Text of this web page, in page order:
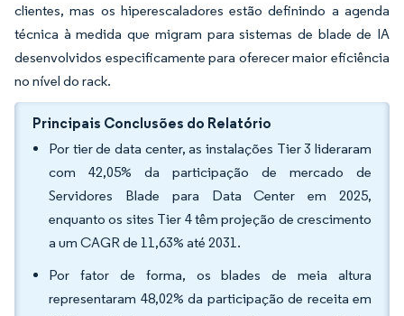
clientes, mas os hiperescaladores estão definindo a agenda
técnica à medida que migram para sistemas de blade de IA
desenvolvidos especificamente para oferecer maior eficiência
no nível do rack.
Principais Conclusões do Relatório
Por tier de data center, as instalações Tier 3 lideraram
com 42,05% da participação de mercado de
Servidores Blade para Data Center em 2025,
enquanto os sites Tier 4 têm projeção de crescimento
a um CAGR de 11,63% até 2031.
Por fator de forma, os blades de meia altura
representaram 48,02% da participação de receita em